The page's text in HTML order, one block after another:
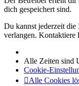
dich gespeichert sind.
Du kannst jederzeit die
verlangen. Kontaktiere
Alle Zeiten sind
Cookie-
Alle Cookies